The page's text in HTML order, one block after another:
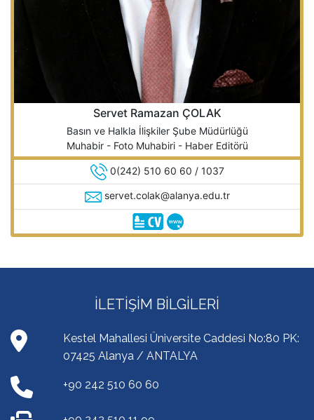
Servet Ramazan ÇOLAK
Basın ve Halkla İlişkiler Şube Müdürlüğü
Muhabir - Foto Muhabiri - Haber Editörü
0(242) 510 60 60 / 1037
servet.colak@alanya.edu.tr
İLETIŞIM BILGILERI
Kestel Mahallesi Üniversite Caddesi No:80 PK:
07425 Alanya / ANTALYA
+90 242 510 60 60